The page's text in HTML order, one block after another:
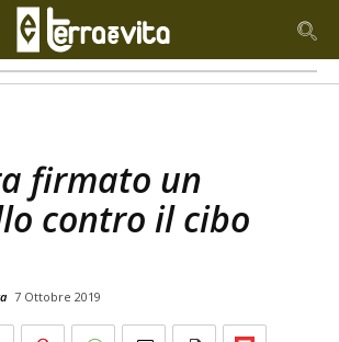
firmato un
contro il cibo
7 Ottobre 2019